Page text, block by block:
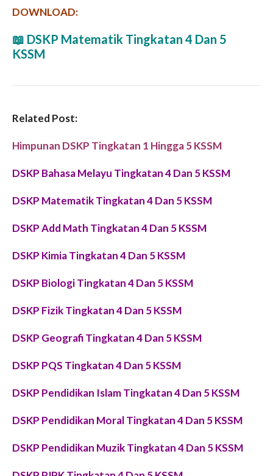
DOWNLOAD:
📖 DSKP Matematik Tingkatan 4 Dan 5
KSSM
Related Post:
Himpunan DSKP Tingkatan 1 Hingga 5 KSSM
DSKP Bahasa Melayu Tingkatan 4 Dan 5 KSSM
DSKP Matematik Tingkatan 4 Dan 5 KSSM
DSKP Add Math Tingkatan 4 Dan 5 KSSM
DSKP Kimia Tingkatan 4 Dan 5 KSSM
DSKP Biologi Tingkatan 4 Dan 5 KSSM
DSKP Fizik Tingkatan 4 Dan 5 KSSM
DSKP Geografi Tingkatan 4 Dan 5 KSSM
DSKP PQS Tingkatan 4 Dan 5 KSSM
DSKP Pendidikan Islam Tingkatan 4 Dan 5 KSSM
DSKP Pendidikan Moral Tingkatan 4 Dan 5 KSSM
DSKP Pendidikan Muzik Tingkatan 4 Dan 5 KSSM